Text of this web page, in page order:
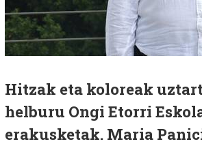
Hitzak eta koloreak
helburu Ongi Etorri
erakusketak. Maria